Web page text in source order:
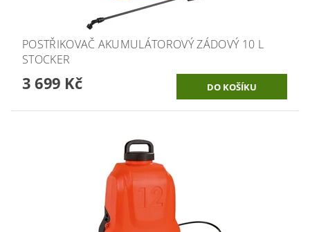
POSTŘIKOVAČ AKUMULÁTOROVÝ ZÁDOVÝ 10 L
STOCKER
3 699 Kč